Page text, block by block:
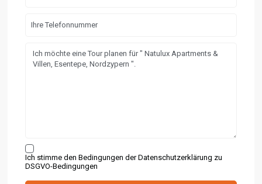
Ich stimme den Bedingungen der Datenschutzerklärung zu
DSGVO-Bedingungen